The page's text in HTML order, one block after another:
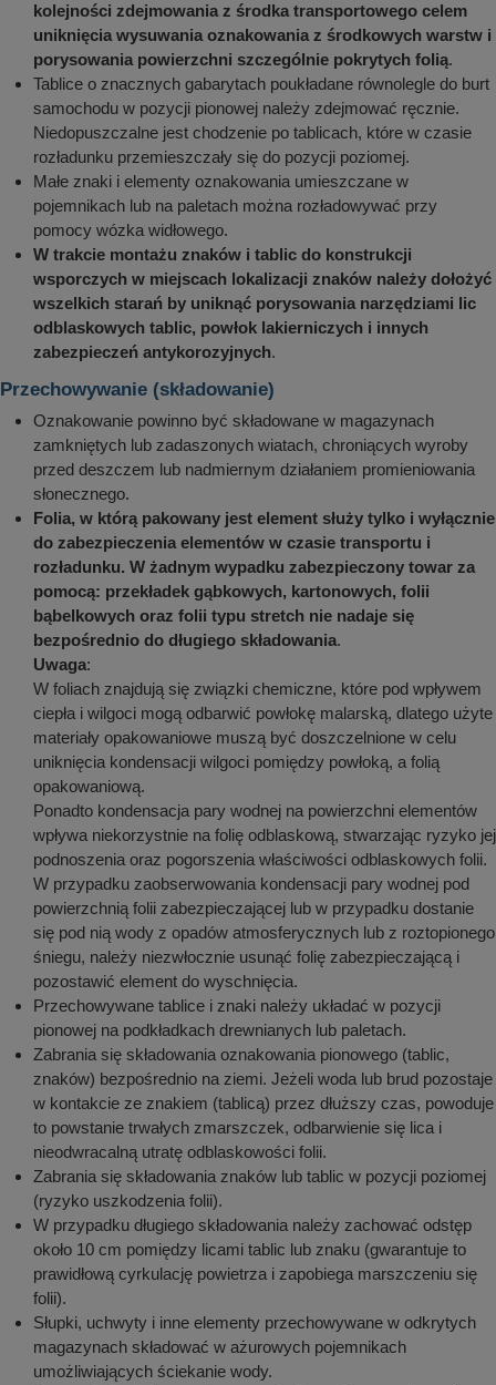
kolejności zdejmowania z środka transportowego celem
uniknięcia wysuwania oznakowania z środkowych warstw i
porysowania powierzchni szczególnie pokrytych folią.
Tablice o znacznych gabarytach poukładane równolegle do burt
samochodu w pozycji pionowej należy zdejmować ręcznie.
Niedopuszczalne jest chodzenie po tablicach, które w czasie
rozładunku przemieszczały się do pozycji poziomej.
Małe znaki i elementy oznakowania umieszczane w
pojemnikach lub na paletach można rozładowywać przy
pomocy wózka widłowego.
W trakcie montażu znaków i tablic do konstrukcji
wsporczych w miejscach lokalizacji znaków należy dołożyć
wszelkich starań by uniknąć porysowania narzędziami lic
odblaskowych tablic, powłok lakierniczych i innych
zabezpieczeń antykorozyjnych.
Przechowywanie (składowanie)
Oznakowanie powinno być składowane w magazynach
zamkniętych lub zadaszonych wiatach, chroniących wyroby
przed deszczem lub nadmiernym działaniem promieniowania
słonecznego.
Folia, w którą pakowany jest element służy tylko i wyłącznie
do zabezpieczenia elementów w czasie transportu i
rozładunku. W żadnym wypadku zabezpieczony towar za
pomocą: przekładek gąbkowych, kartonowych, folii
bąbelkowych oraz folii typu stretch nie nadaje się
bezpośrednio do długiego składowania.
Uwaga:
W foliach znajdują się związki chemiczne, które pod wpływem
ciepła i wilgoci mogą odbarwić powłokę malarską, dlatego użyte
materiały opakowaniowe muszą być doszczelnione w celu
uniknięcia kondensacji wilgoci pomiędzy powłoką, a folią
opakowaniową.
Ponadto kondensacja pary wodnej na powierzchni elementów
wpływa niekorzystnie na folię odblaskową, stwarzając ryzyko jej
podnoszenia oraz pogorszenia właściwości odblaskowych folii.
W przypadku zaobserwowania kondensacji pary wodnej pod
powierzchnią folii zabezpieczającej lub w przypadku dostanie
się pod nią wody z opadów atmosferycznych lub z roztopionego
śniegu, należy niezwłocznie usunąć folię zabezpieczającą i
pozostawić element do wyschnięcia.
Przechowywane tablice i znaki należy układać w pozycji
pionowej na podkładkach drewnianych lub paletach.
Zabrania się składowania oznakowania pionowego (tablic,
znaków) bezpośrednio na ziemi. Jeżeli woda lub brud pozostaje
w kontakcie ze znakiem (tablicą) przez dłuższy czas, powoduje
to powstanie trwałych zmarszczek, odbarwienie się lica i
nieodwracalną utratę odblaskowości folii.
Zabrania się składowania znaków lub tablic w pozycji poziomej
(ryzyko uszkodzenia folii).
W przypadku długiego składowania należy zachować odstęp
około 10 cm pomiędzy licami tablic lub znaku (gwarantuje to
prawidłową cyrkulację powietrza i zapobiega marszczeniu się
folii).
Słupki, uchwyty i inne elementy przechowywane w odkrytych
magazynach składować w ażurowych pojemnikach
umożliwiających ściekanie wody.